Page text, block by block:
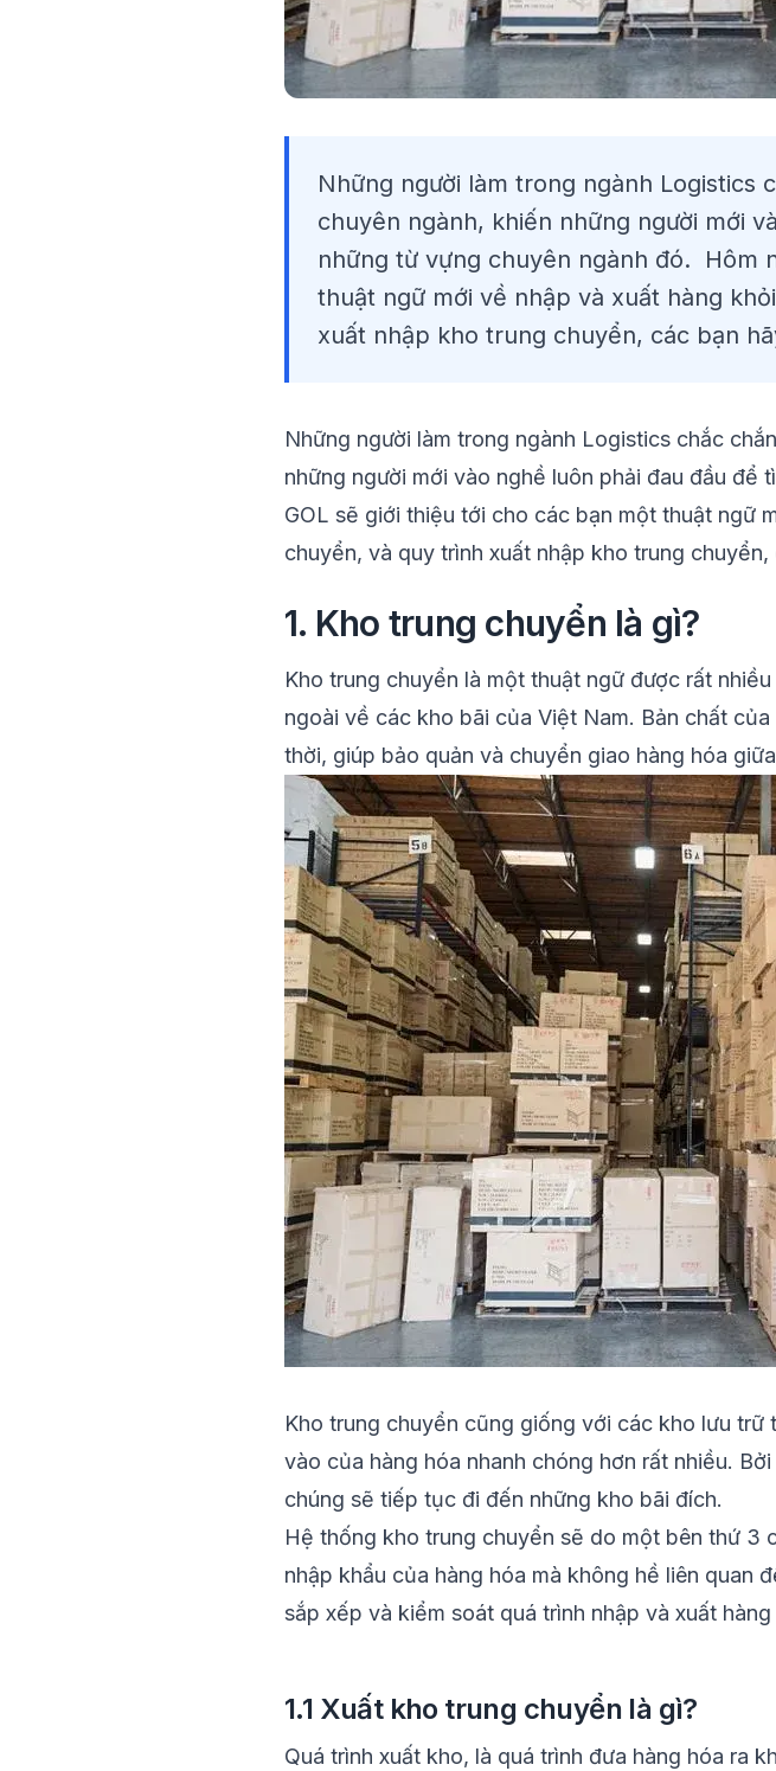
Những người làm trong ngành Logistics
chuyên ngành, khiến những người mới
những từ vựng chuyên ngành đó. Hôm
thuật ngữ mới về nhập và xuất hàng
xuất nhập kho trung chuyển, các bạn
Những người làm trong ngành Logistics chắc
những người mới vào nghề luôn phải đau đầu
GOL sẽ giới thiệu tới cho các bạn một thuật ngữ
chuyển, và quy trình xuất nhập kho trung
1. Kho trung chuyển là gì?
Kho trung chuyển là một thuật ngữ được rất
ngoài về các kho bãi của Việt Nam. Bản chất
thời, giúp bảo quản và chuyển giao hàng hóa
Kho trung chuyển cũng giống với các kho lưu
vào của hàng hóa nhanh chóng hơn rất nhiều.
chúng sẽ tiếp tục đi đến những kho bãi đích.
Hệ thống kho trung chuyển sẽ do một bên thứ 3
nhập khẩu của hàng hóa mà không hề liên quan
sắp xếp và kiểm soát quá trình nhập và xuất
1.1 Xuất kho trung chuyển là gì?
Quá trình xuất kho, là quá trình đưa hàng hóa ra